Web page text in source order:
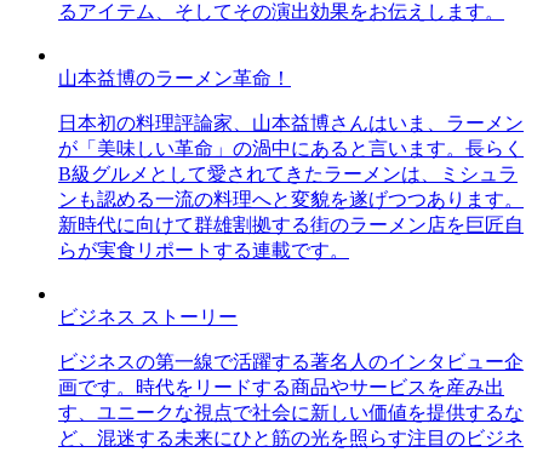
るアイテム、そしてその演出効果をお伝えします。
山本益博のラーメン革命！
日本初の料理評論家、山本益博さんはいま、ラーメン
が「美味しい革命」の渦中にあると言います。長らく
B級グルメとして愛されてきたラーメンは、ミシュラ
ンも認める一流の料理へと変貌を遂げつつあります。
新時代に向けて群雄割拠する街のラーメン店を巨匠自
らが実食リポートする連載です。
ビジネス ストーリー
ビジネスの第一線で活躍する著名人のインタビュー企
画です。時代をリードする商品やサービスを産み出
す、ユニークな視点で社会に新しい価値を提供するな
ど、混迷する未来にひと筋の光を照らす注目のビジネ